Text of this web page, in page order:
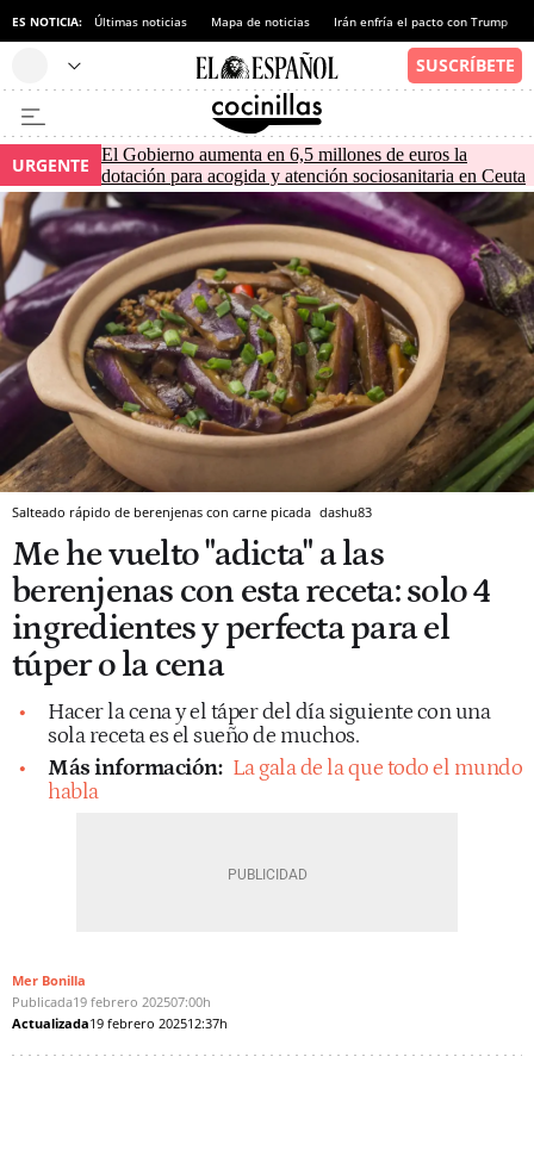
ES NOTICIA: Últimas noticias Mapa de noticias Irán enfría el pacto con Trump
URGENTE
El Gobierno aumenta en 6,5 millones de euros la
dotación para acogida y atención sociosanitaria en Ceuta
Salteado rápido de berenjenas con carne picada dashu83
Me he vuelto "adicta" a las
berenjenas con esta receta: solo 4
ingredientes y perfecta para el
túper o la cena
Hacer la cena y el táper del día siguiente con una
sola receta es el sueño de muchos.
Más información: La gala de la que todo el mundo
habla
Mer Bonilla
Publicada19 febrero 202507:00h
Actualizada19 febrero 202512:37h